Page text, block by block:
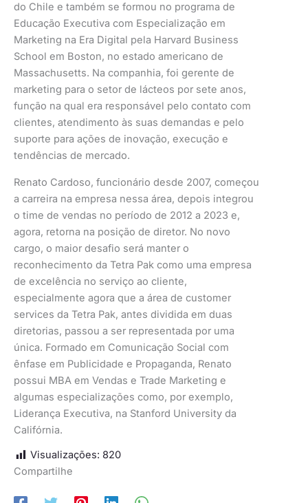
do Chile e também se formou no programa de
Educação Executiva com Especialização em
Marketing na Era Digital pela Harvard Business
School em Boston, no estado americano de
Massachusetts. Na companhia, foi gerente de
marketing para o setor de lácteos por sete anos,
função na qual era responsável pelo contato com
clientes, atendimento às suas demandas e pelo
suporte para ações de inovação, execução e
tendências de mercado.
Renato Cardoso, funcionário desde 2007, começou
a carreira na empresa nessa área, depois integrou
o time de vendas no período de 2012 a 2023 e,
agora, retorna na posição de diretor. No novo
cargo, o maior desafio será manter o
reconhecimento da Tetra Pak como uma empresa
de excelência no serviço ao cliente,
especialmente agora que a área de customer
services da Tetra Pak, antes dividida em duas
diretorias, passou a ser representada por uma
única. Formado em Comunicação Social com
ênfase em Publicidade e Propaganda, Renato
possui MBA em Vendas e Trade Marketing e
algumas especializações como, por exemplo,
Liderança Executiva, na Stanford University da
Califórnia.
Visualizações: 820
Compartilhe